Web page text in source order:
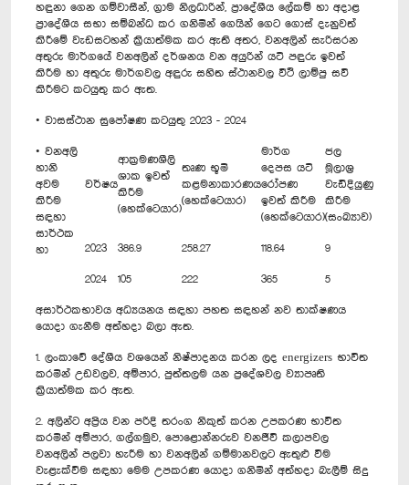
හඳුනා ගෙන ගම්වාසීන්, ග්‍රාම නිලධාරින්, ප්‍රාදේශීය ලේකම් හා අදාළ
ප්‍රාදේශීය සභා සම්බන්ධ කර ගනිමින් ගෙයින් ගෙට ගොස් දැනුවත්
කිරීමේ වැඩසටහන් ක්‍රියාත්මක කර ඇති අතර, වනඅලින් සැරිසරන
අතුරු මාර්ගයේ වනඅලින් දර්ශනය වන අයුරින් යටි පඳුරු ඉවත්
කිරීම හා අතුරු මාර්ගවල අඳුරු සහිත ස්ථානවල වීථි ලාම්පු සවි
කිරීමට කටයුතු කර ඇත.
• වාසස්ථාන සුපෝෂණ කටයුතු 2023 - 2024
වර්ෂය
ආක්‍රමණශීලි
ශාක ඉවත්
කිරීම
(හෙක්ටෙයාර)
තෘණ භූමි
කළමනාකාරණය
(හෙක්ටෙයාර)
මාර්ග
දෙපස යටි
රෝපණ
ඉවත් කිරීම
(හෙක්ටෙයාර)
ජල
මූලාශ්‍ර
වැඩිදියුණු
කිරීම
(සංඛ්‍යාව)
2023 386.9 258.27 118.64 9
2024 105 222 365 5
• වනඅලි
හානි
අවම
කිරීම
සඳහා
සාර්ථක
හා
අසාර්ථකභාවය අධ්‍යයනය සඳහා පහත සඳහන් නව තාක්ෂණය
යොදා ගැනීම අත්හදා බලා ඇත.
1. ලංකාවේ දේශීය වශයෙන් නිෂ්පාදනය කරන ලද energizers භාවිත
කරමින් උඩවලව, අම්පාර, පුත්තලම යන ප්‍රදේශවල ව්‍යාපෘති
ක්‍රියාත්මක කර ඇත.
2. අලින්ට අප්‍රිය වන පරිදි තරංග නිකුත් කරන උපකරණ භාවිත
කරමින් අම්පාර, ගල්ගමුව, පොළොන්නරුව වනජීවි කලාපවල
වනඅලින් පලවා හැරීම හා වනඅලින් ගම්මානවලට ඇතුළු වීම
වැළැක්වීම සඳහා මෙම උපකරණ යොදා ගනිමින් අත්හදා බැලීම් සිදු